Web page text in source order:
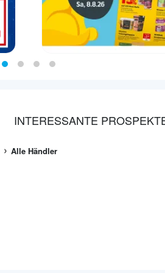
INTERESSANTE
Alle Händler